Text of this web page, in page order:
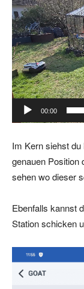
i
d
e
o
-
P
l
e
r
00:00
Im Kern siehst
genauen Position
sehen wo dieser
Ebenfalls kannst
Station schicken